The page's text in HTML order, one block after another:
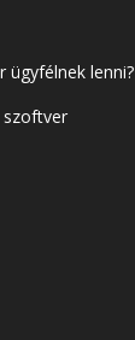
ügyfélnek lenni?
szoftver